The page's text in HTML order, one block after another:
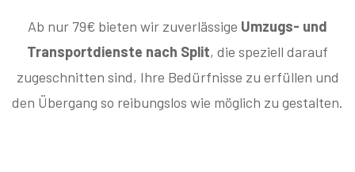
Ab nur 79€ bieten wir zuverlässige Umzugs- und
Transportdienste nach Split, die speziell darauf
zugeschnitten sind, Ihre Bedürfnisse zu erfüllen und
den Übergang so reibungslos wie möglich zu gestalten.